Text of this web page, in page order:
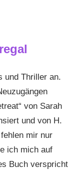
und Thriller an.
von Sarah
und von H.
mir nur
ich mich auf
Buch verspricht